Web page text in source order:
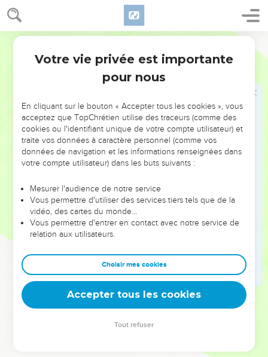
Genèse 44
ma femme m'a enfanté deux fils ;
L'un s'en est allé d'auprès de moi ; et j'ai dit :
Certainement, il a été déchiré ; et je ne l'ai point revu jusqu'à
présent.
Si vous ôtez aussi celui-ci de ma présence, et qu'il lui
arrive malheur, vous ferez descendre mes cheveux blancs
avec douleur au Sépulcre.
Et maintenant, quand je viendrai vers ton serviteur mon
père, si le jeune homme, dont l'âme est liée à son âme, n'est
pas avec nous,
Il arrivera que, dès qu'il verra que le jeune homme n'y est
douleur les cheveux blancs de ton serviteur notre père au
Sépulcre.
Car ton serviteur a répondu du jeune homme, en le
prenant à mon père ; et il a dit : Si je ne te le ramène, je serai
coupable envers mon père à toujours.
Maintenant donc, que ton serviteur demeure, je te prie,
esclave de mon seigneur au lieu du jeune homme, et que
celui-ci remonte avec ses frères.
Car comment remonterais-je vers mon père, si le jeune
Votre vie privée est importante
pour nous
En cliquant sur le bouton « Accepter tous les cookies », vous
acceptez que TopChrétien utilise des traceurs (comme des
cookies ou l'identifiant unique de votre compte utilisateur) et
traite vos données à caractère personnel (comme vos
données de navigation et les informations renseignées dans
votre compte utilisateur) dans les buts suivants :
Mesurer l'audience de notre service
Vous permettre d'utiliser des services tiers tels que de la
vidéo, des cartes du monde…
Vous permettre d'entrer en contact avec notre service de
relation aux utilisateurs.
Choisir mes cookies
Accepter tous les cookies
Tout refuser